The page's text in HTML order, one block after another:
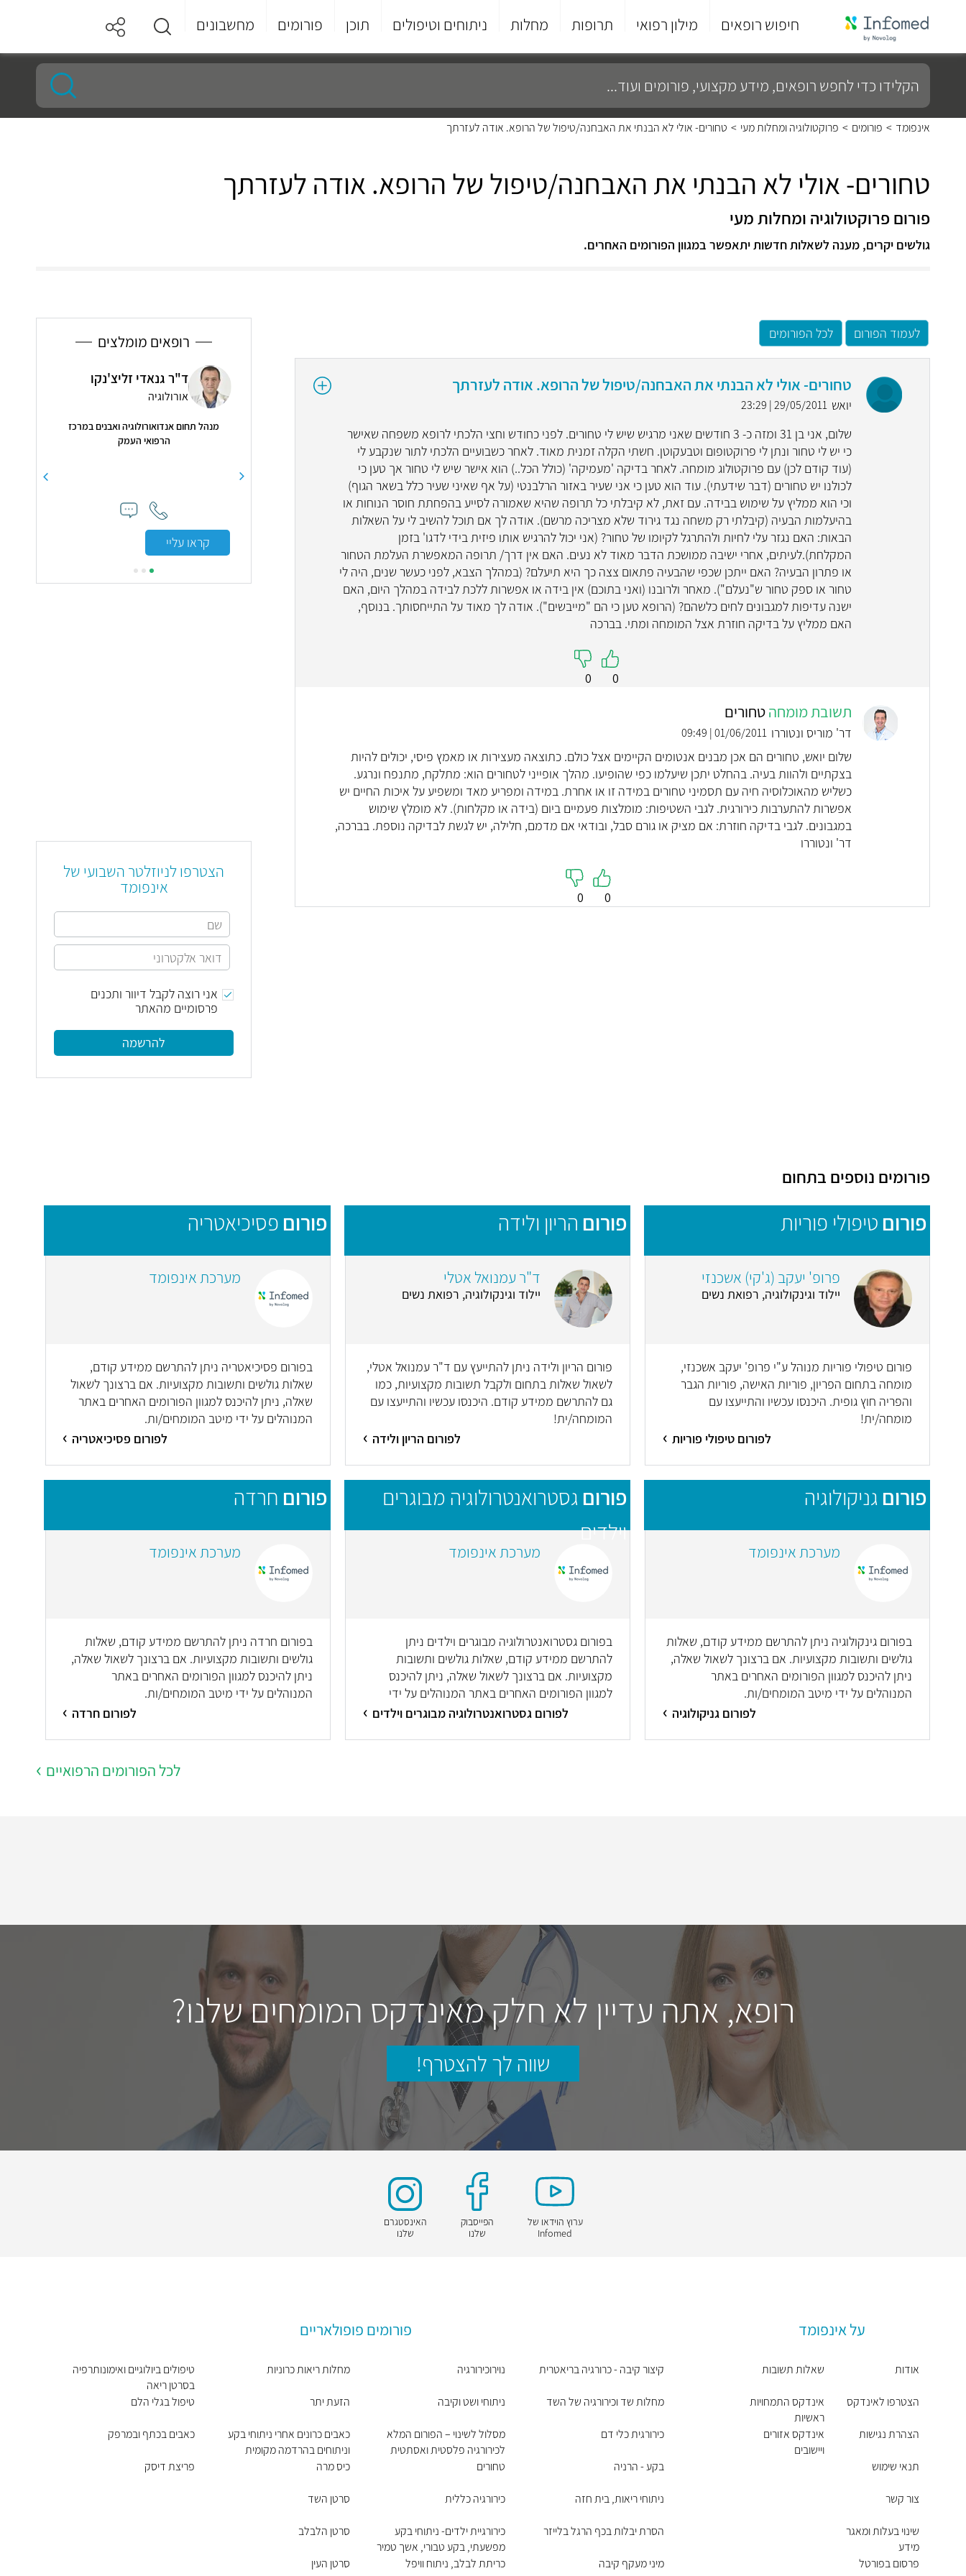
חיפוש רופאים מילון רפואי תרופות מחלות ניתוחים וטיפולים תוכן פורומים מחשבונים
סוף
התפריט
הקלידו
כדי
לחפש
רופאים,
מידע
מקצועי,
אינפומד > פורומים > פרוקטולוגיה ומחלות מעי > טחורים- אולי לא הבנתי את האבחנה/טיפול של הרופא. אודה לעזרתך
טחורים- אולי לא הבנתי את האבחנה/טיפול של הרופא. אודה לעזרתך
פורום פרוקטולוגיה ומחלות מעי
גולשים יקרים, מענה לשאלות חדשות יתאפשר במגוון הפורומים האחרים.
לעמוד הפורום לכל הפורומים
טחורים- אולי לא הבנתי את האבחנה/טיפול של הרופא. אודה לעזרתך
יואש 29/05/2011 | 23:29
שלום, אני בן 31 ומזה כ- 3 חודשים שאני מרגיש שיש לי טחורים. לפני כחודש וחצי הלכתי לרופא משפחה שאישר
כי יש לי טחור ונתן לי פרוקטופום וטבעקוטן. חשתי הקלה זמנית מאוד. לאחר כשבועיים הלכתי לתור שנקבע לי
(עוד קודם לכן) עם פרוקטולוג מומחה. לאחר בדיקה 'מעמיקה' (כולל הכל..) הוא אישר שיש לי טחור אך טען כי
לכולנו יש טחורים (דבר שידעתי). עוד הוא טען כי אני שעיר באזור הרלבנטי (על אף שאיני שעיר כלל בשאר הגוף)
וכי הוא ממליץ על שימוש בבידה. עם זאת, לא קיבלתי כל תרופה שהיא שאמורה לסייע בהפחתת חוסר הנוחות או
בהיעלמות הבעיה (קיבלתי רק משחה נגד גירוד שלא מצריכה מרשם). אודה לך אם תוכל להשיב לי על השאלות
הבאות: האם נגזר עלי לחיות ולהתרגל לקיומו של טחור? (אני יכול להרגיש אותו פיזית בידי לדגו' בזמן
המקלחת).לעיתים, אחרי ישיבה ממושכת הדבר מאוד לא נעים. האם אין דרך/ תרופה המאפשרת העלמת הטחור
או פתרון הבעיה? האם ייתכן שכפי שהבעיה פתאום צצה כך היא תיעלם? (במהלך הצבא, לפני כעשר שנים, היה לי
טחור או ספק טחור ש"נעלם"). מאחר ולרובנו (ואני בתוכם) אין בידה או אפשרות ללכת לבידה במהלך היום, האם
ישנה עדיפות למגבונים לחים כלשהם? (הרופא טען כי הם "מייבשים"). אודה לך מאוד על התייחסותך. בנוסף,
האם ממליץ על בדיקה חוזרת אצל המומחה ומתי. בברכה
0
0
תשובת מומחהטחורים
דר' מוריס ונטוררו 01/06/2011 | 09:49
שלום יואש, טחורים הם אכן מבנים אנטומים הקיימים אצל כולם. כתוצאה מעצירות או מאמץ פיסי, יכולים להיות
בצקתיים ולהוות בעיה. בהחלט יתכן שיעלמו כפי שהופיעו. מהלך אופייני לטחורים הוא: מתלקח, מתנפח ונרגע.
כשליש מהאוכלוסיה חיה עם תסמיני טחורים במידה זו או אחרת. במידה ומפריע מאד ומשפיע על איכות החיים יש
אפשרות להתערבות כירורגית. לגבי השטיפות: מומלצות פעמיים ביום (בידה או מקלחות). לא מומלץ שימוש
במגבונים. לגבי בדיקה חוזרת: אם מציק או גורם סבל, ובודאי אם מדמם, חלילה, יש לגשת לבדיקה נוספת. בברכה,
דר' ונטוררו
0
0
רופאים מומלצים
ד"ר שרון דמול אליעז
אנדוקרינולוגיה ילדים
5
"ד"ר שרון דמול רופאה בחסד עליון. מסבירה
בצורה מקצועית, אדיבה ומסורה מאד . עונה
על כל שאלה. הלוואי וכולם יהיו ככה. ממליצה
קראו עליי
ד"ר גנאדי זליצ'נקו
אורולוגיה
​מנהל תחום אנדואורולוגיה ואבנים במרכז
הרפואי העמק
קראו עליי
ורגש למטופל
תודה רבה
הצטרפו לניוזלטר השבועי של
אינפומד
אני רוצה לקבל דיוור ותכנים
פרסומיים מהאתר
להרשמה
פורומים נוספים בתחום
פורום טיפולי פוריות
פרופ' יעקב (ג'קי) אשכנזי
יילוד וגינקולוגיה, רפואת נשים
פורום טיפולי פוריות מנוהל ע"י פרופ' יעקב אשכנזי,
מומחה בתחום הפריון, פוריות האישה, פוריות הגבר
והפריה חוץ גופית. היכנסו עכשיו והתייעצו עם
מומחה/ית!
לפורום טיפולי פוריות
פורום הריון ולידה
ד"ר עמנואל אטלי
יילוד וגינקולוגיה, רפואת נשים
פורום הריון ולידה ניתן להתייעץ עם ד"ר עמנואל אטלי,
לשאול שאלות בתחום ולקבל תשובות מקצועיות, כמו
גם להתרשם ממידע קודם. היכנסו עכשיו והתייעצו עם
המומחה/ית!
לפורום הריון ולידה
פורום פסיכיאטריה
מערכת אינפומד
בפורום פסיכיאטריה ניתן להתרשם ממידע קודם,
שאלות גולשים ותשובות מקצועיות. אם ברצונך לשאול
שאלה, ניתן להיכנס למגוון הפורומים האחרים באתר
המנוהלים על ידי מיטב המומחים/ות.
לפורום פסיכיאטריה
פורום גניקולוגיה
מערכת אינפומד
בפורום גינקולוגיה ניתן להתרשם ממידע קודם, שאלות
גולשים ותשובות מקצועיות. אם ברצונך לשאול שאלה,
ניתן להיכנס למגוון הפורומים האחרים באתר
המנוהלים על ידי מיטב המומחים/ות.
לפורום גניקולוגיה
פורום גסטרואנטרולוגיה מבוגרים
וילדים
מערכת אינפומד
בפורום גסטרואנטרולוגיה מבוגרים וילדים ניתן
להתרשם ממידע קודם, שאלות גולשים ותשובות
מקצועיות. אם ברצונך לשאול שאלה, ניתן להיכנס
למגוון הפורומים האחרים באתר המנוהלים על ידי
מיטב המומחים/ות.
לפורום גסטרואנטרולוגיה מבוגרים וילדים
פורום חרדה
מערכת אינפומד
בפורום חרדה ניתן להתרשם ממידע קודם, שאלות
גולשים ותשובות מקצועיות. אם ברצונך לשאול שאלה,
ניתן להיכנס למגוון הפורומים האחרים באתר
המנוהלים על ידי מיטב המומחים/ות.
לפורום חרדה
לכל הפורומים הרפואיים
רופא, אתה עדיין לא חלק מאינדקס המומחים שלנו?
שווה לך להצטרף!
ערוץ הוידאו של
Infomed
הפייסבוק
שלנו
האינסטגרם
שלנו
על אינפומד
אודות
הצטרפו לאינדקס
הצהרת נגישות
תנאי שימוש
צור קשר
שינוי בעלות ומאגר
מידע
פרסום בפורטל
שאלות תשובות
אינדקס התמחויות
ראשיות
אינדקס אזורים
ויישובים
פורומים פופולאריים
קיצור קיבה - כרורגיה בריאטרית
מחלות שד וכירורגיה של השד
כירורגית כלי דם
בקע - הרניה
ניתוחי ריאות, בית חזה
הסרת יבלות בכף הרגל בלייזר
מיני מעקף קיבה
נוירוכירורגיה
ניתוחי ושט וקיבה
מסלול לשינוי – הפורום המלא
לכירורגיה פלסטית ואסתטית
טחורים
כירורגיה כללית
כירורגיית ילדים- ניתוחי בקע
מפשעתי, בקע טבורי, אשך טמיר
כריתת לבלב, ניתוח וויפל
מחלות ריאות כרוניות
הזעת יתר
כאבים כרונים אחרי ניתוחי בקע
וניתוחים בהרדמה מקומית
כיס מרה
סרטן השד
סרטן הלבלב
סרטן העין
טיפולים ביולוגיים ואימונותרפיה
בסרטן ריאה
טיפול בגלי הלם
כאבים בכתף ובמרפק
פריצת דיסק